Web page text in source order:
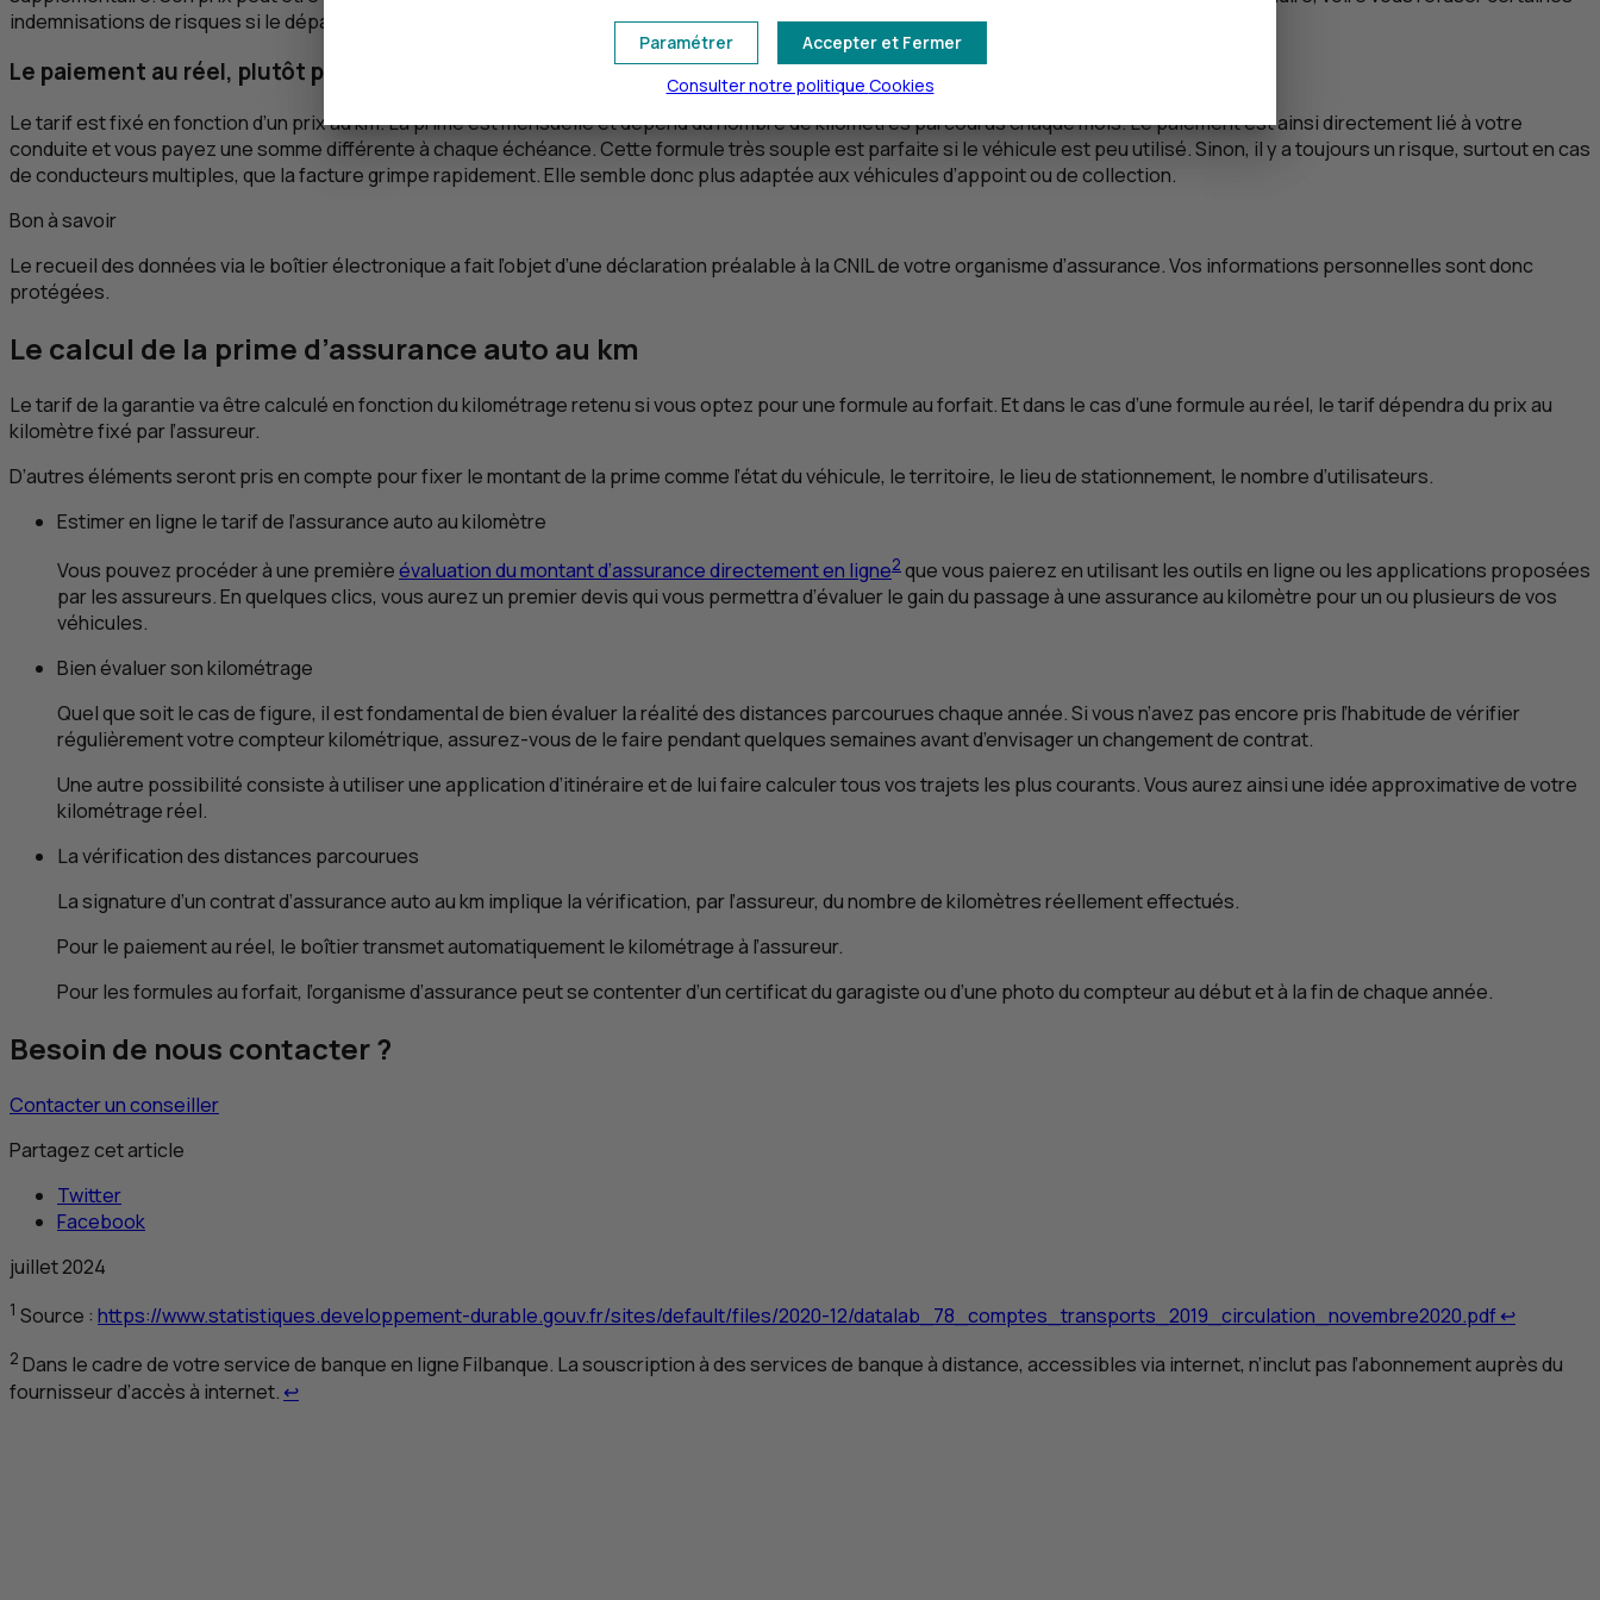
indemnisations de risques si le dépassement dépasse certains seuils définis au contrat.
Le paiement au réel, plutôt pour les usages occasionnels
Le tarif est fixé en fonction d’un prix au km. La prime est mensuelle et dépend du nombre de kilomètres parcourus chaque mois. Le paiement est ainsi directement lié à votre
conduite et vous payez une somme différente à chaque échéance. Cette formule très souple est parfaite si le véhicule est peu utilisé. Sinon, il y a toujours un risque, surtout en cas
de conducteurs multiples, que la facture grimpe rapidement. Elle semble donc plus adaptée aux véhicules d’appoint ou de collection.
Bon à savoir
Le recueil des données via le boîtier électronique a fait l’objet d’une déclaration préalable à la CNIL de votre organisme d’assurance. Vos informations personnelles sont donc
protégées.
Le calcul de la prime d’assurance auto au km
Le tarif de la garantie va être calculé en fonction du kilométrage retenu si vous optez pour une formule au forfait. Et dans le cas d’une formule au réel, le tarif dépendra du prix au
kilomètre fixé par l’assureur.
D’autres éléments seront pris en compte pour fixer le montant de la prime comme l’état du véhicule, le territoire, le lieu de stationnement, le nombre d’utilisateurs.
Estimer en ligne le tarif de l’assurance auto au kilomètre
Vous pouvez procéder à une premièreévaluation du montant d’assurance directement en ligne2 que vous paierez en utilisant les outils en ligne ou les applications proposées
par les assureurs. En quelques clics, vous aurez un premier devis qui vous permettra d’évaluer le gain du passage à une assurance au kilomètre pour un ou plusieurs de vos
véhicules.
Bien évaluer son kilométrage
Quel que soit le cas de figure, il est fondamental de bien évaluer la réalité des distances parcourues chaque année. Si vous n’avez pas encore pris l’habitude de vérifier
régulièrement votre compteur kilométrique, assurez-vous de le faire pendant quelques semaines avant d’envisager un changement de contrat.
Une autre possibilité consiste à utiliser une application d’itinéraire et de lui faire calculer tous vos trajets les plus courants. Vous aurez ainsi une idée approximative de votre
kilométrage réel.
La vérification des distances parcourues
La signature d’un contrat d’assurance auto aukm implique la vérification, par l’assureur, du nombre de kilomètres réellement effectués.
Pour le paiement au réel, le boîtier transmet automatiquement le kilométrage à l’assureur.
Pour les formules au forfait, l’organisme d’assurance peut se contenter d’un certificat du garagiste ou d’une photo du compteur au début et à la fin de chaque année.
Besoin de nous contacter ?
Contacter un conseiller
Partagez cet article
Twitter
Facebook
juillet 2024
1 Source : https://www.statistiques.developpement-durable.gouv.fr/sites/default/files/2020-12/datalab_78_comptes_transports_2019_circulation_novembre2020.pdf↩Retour
2 Dans le cadre de votre service de banque en ligne Filbanque. La souscription à des services de banque à distance, accessibles via internet, n’inclut pas l’abonnement auprès du
fournisseur d’accès à internet. ↩Retour au renvoi 2
Accepter et Fermer
Paramétrer
Consulter notre politique Cookies